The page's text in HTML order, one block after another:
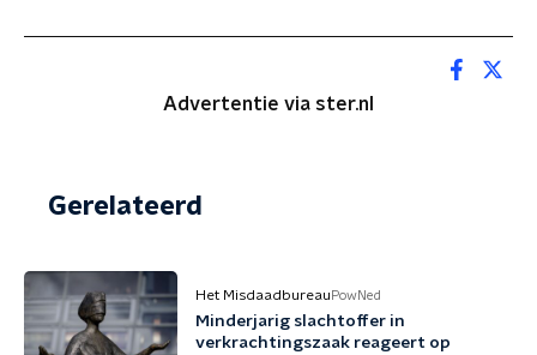
Advertentie via ster.nl
Gerelateerd
Het Misdaadbureau PowNed
Minderjarig slachtoffer in
verkrachtingszaak reageert op